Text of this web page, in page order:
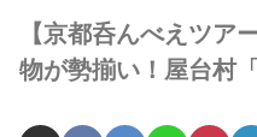
【京都呑んべえツア
物が勢揃い！屋台村